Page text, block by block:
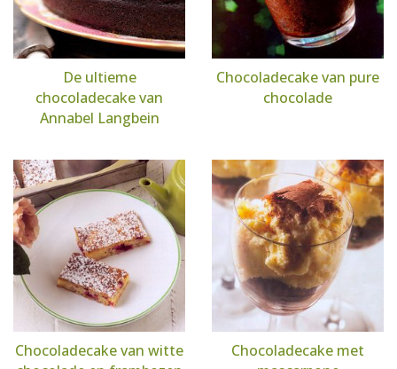
De ultieme
chocoladecake van
Annabel Langbein
Chocoladecake van pure
chocolade
Chocoladecake van witte
Chocoladecake met